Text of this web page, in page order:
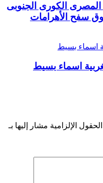
الكورى الجنوبى
اسماء بسيط
الحقول الإلزامية مشار إليها بـ